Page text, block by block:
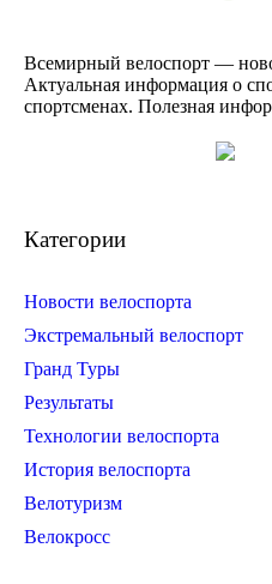
Всемирный велоспорт —
Актуальная информация о
спортсменах. Полезная
Категории
Новости велоспорта
Экстремальный велоспорт
Гранд Туры
Результаты
Технологии велоспорта
История велоспорта
Велотуризм
Велокросс